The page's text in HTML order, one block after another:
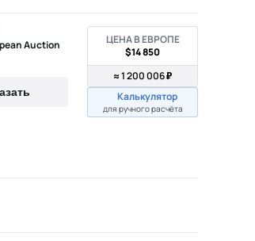
Auction
ЦЕНА В ЕВРОПЕ
$14 850
≈ 1 200 006 ₽
Калькулятор
для ручного расчёта